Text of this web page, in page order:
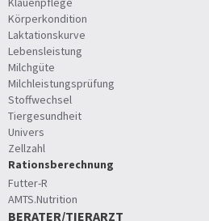
Körperkondition
Laktationskurve
Lebensleistung
Milchgüte
Milchleistungsprüfung
Stoffwechsel
Tiergesundheit
Univers
Zellzahl
Rationsberechnung
Futter-R
AMTS.Nutrition
BERATER/TIERARZT